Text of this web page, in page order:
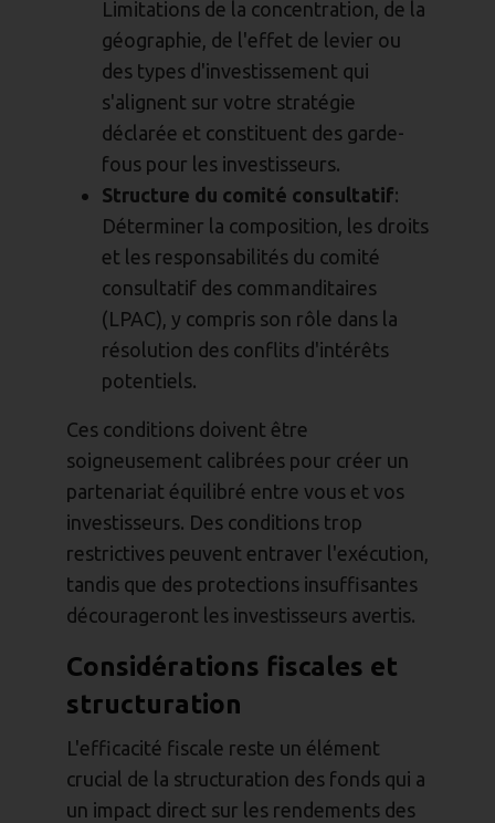
Limitations de la concentration, de la
géographie, de l'effet de levier ou
des types d'investissement qui
s'alignent sur votre stratégie
déclarée et constituent des garde-
fous pour les investisseurs.
Structure du comité consultatif:
Déterminer la composition, les droits
et les responsabilités du comité
consultatif des commanditaires
(LPAC), y compris son rôle dans la
résolution des conflits d'intérêts
potentiels.
Ces conditions doivent être
soigneusement calibrées pour créer un
partenariat équilibré entre vous et vos
investisseurs. Des conditions trop
restrictives peuvent entraver l'exécution,
tandis que des protections insuffisantes
décourageront les investisseurs avertis.
Considérations fiscales et
structuration
L'efficacité fiscale reste un élément
crucial de la structuration des fonds qui a
un impact direct sur les rendements des